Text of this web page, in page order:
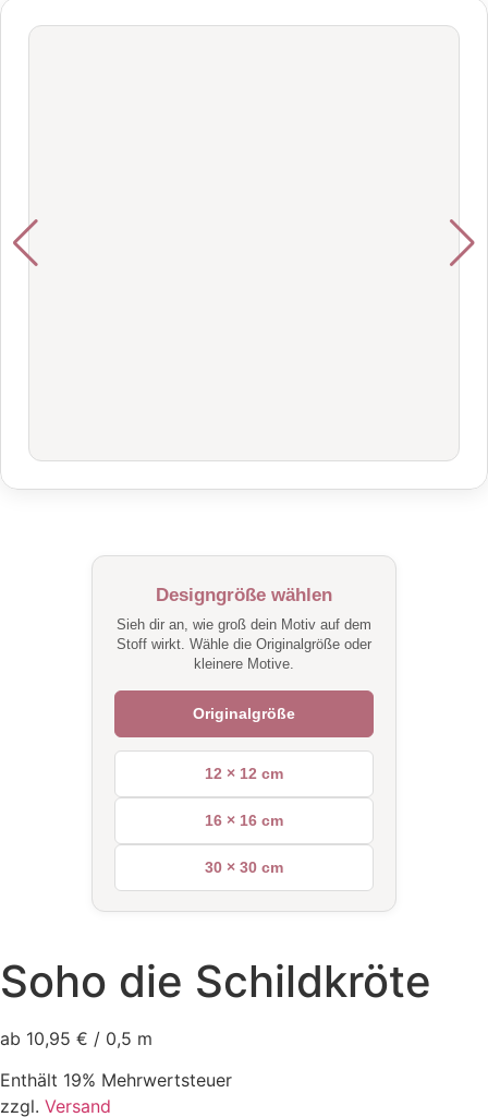
Designgröße wählen
Sieh dir an, wie groß dein Motiv auf dem
Stoff wirkt. Wähle die Originalgröße oder
kleinere Motive.
Originalgröße
12 × 12 cm
16 × 16 cm
30 × 30 cm
Soho die Schildkröte
ab 10,95 € / 0,5 m
Enthält 19% Mehrwertsteuer
zzgl. Versand